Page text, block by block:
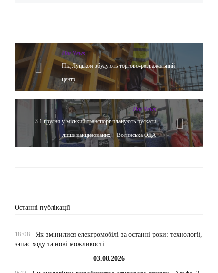
Hot News
Під Луцьком збудують торгово-розважальний
центр
Hot News
З 1 грудня у міський транспорт планують пускати
лише вакцинованих, - Волинська ОДА
Останні публікації
18:08
Як змінилися електромобілі за останні роки: технології,
запас ходу та нові можливості
03.08.2026